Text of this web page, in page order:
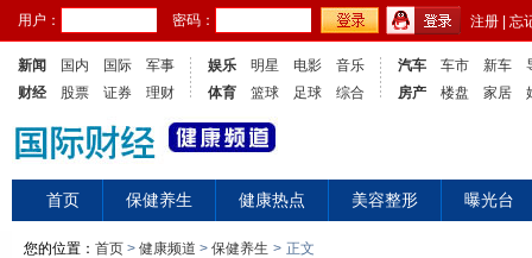
用户： 密码： 注册 忘
新闻 国内 国际
军事
财经
股票 证券 理财
娱乐 明星 电影
音乐
体育
篮球 足球 综合
汽车 车市 新车
房产
楼盘 家居
首页 保健养生 健康热点 美容整形 曝光台
您的位置： 首页 > 健康频道 > 保健养生 > 正文